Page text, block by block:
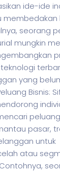
ide-ide
seorang
mungkin
yang
Bisnis:
pasar,
untuk
atau